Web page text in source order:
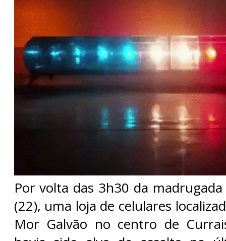
Por volta das 3h30 da
(22), uma loja de celulares
Mor Galvão no centro de